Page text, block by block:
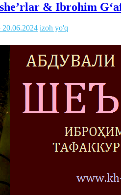
& Ibrohim
20.06.2024 izoh yo'q